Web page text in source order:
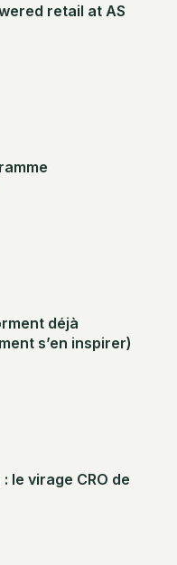
retail at AS
déjà
s’en inspirer)
le virage CRO de